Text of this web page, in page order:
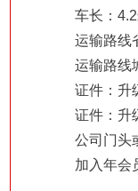
车长：
运输路线
运输路线
证件：升
证件：升
公司门头
加入年会